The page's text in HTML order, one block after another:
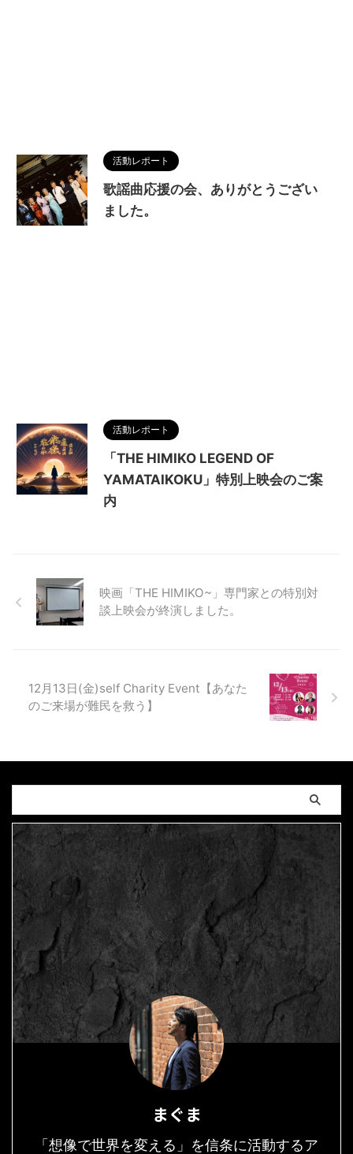
活動レポート
歌謡曲応援の会、ありがとうござい
ました。
活動レポート
「THE HIMIKO LEGEND OF
YAMATAIKOKU」特別上映会のご案
内
映画「THE HIMIKO~」専門家との特別対
談上映会が終演しました。
12月13日(金)self Charity Event【あなた
のご来場が難民を救う】
まぐま
「想像で世界を変える」を信条に活動するア